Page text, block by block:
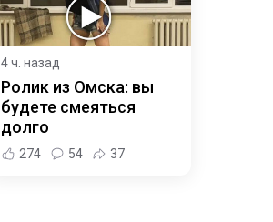
4 ч. назад
Ролик из Омска: вы
будете смеяться
долго
274 54 37